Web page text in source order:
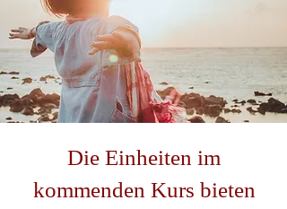
Die Einheiten im
kommenden Kurs bieten